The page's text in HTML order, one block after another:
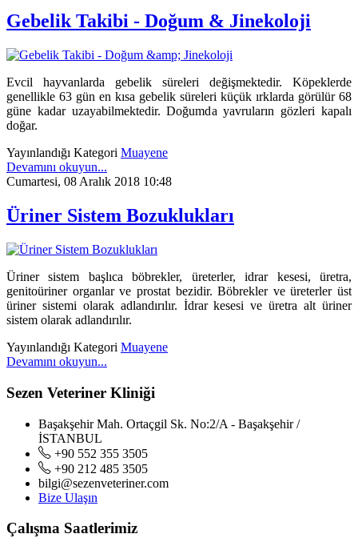
Gebelik Takibi - Doğum & Jinekoloji
Evcil hayvanlarda gebelik süreleri değişmektedir. Köpeklerde
genellikle 63 gün en kısa gebelik süreleri küçük ırklarda görülür 68
güne kadar uzayabilmektedir. Doğumda yavruların gözleri kapalı
doğar.
Yayınlandığı Kategori Muayene
Devamını okuyun...
Cumartesi, 08 Aralık 2018 10:48
Üriner Sistem Bozuklukları
Üriner sistem başlıca böbrekler, üreterler, idrar kesesi, üretra,
genitoüriner organlar ve prostat bezidir. Böbrekler ve üreterler üst
üriner sistemi olarak adlandırılır. İdrar kesesi ve üretra alt üriner
sistem olarak adlandırılır.
Yayınlandığı Kategori Muayene
Devamını okuyun...
Sezen Veteriner Kliniği
Başakşehir Mah. Ortaçgil Sk. No:2/A - Başakşehir /
İSTANBUL
+90 552 355 3505
+90 212 485 3505
bilgi@sezenveteriner.com
Bize Ulaşın
Çalışma Saatlerimiz